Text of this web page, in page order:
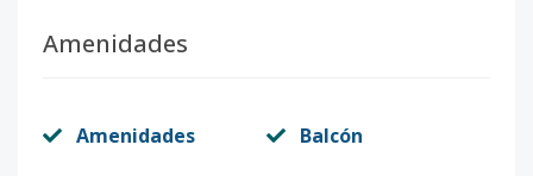
Amenidades
Amenidades Balcón